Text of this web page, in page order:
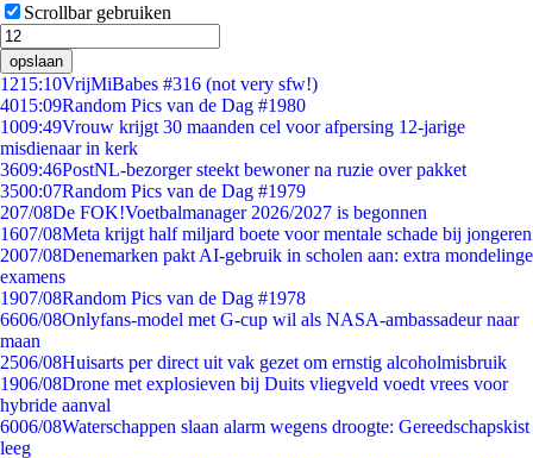
Scrollbar gebruiken
opslaan
1215:10VrijMiBabes #316 (not very sfw!)
4015:09Random Pics van de Dag #1980
1009:49Vrouw krijgt 30 maanden cel voor afpersing 12-jarige
misdienaar in kerk
3609:46PostNL-bezorger steekt bewoner na ruzie over pakket
3500:07Random Pics van de Dag #1979
207/08De FOK!Voetbalmanager 2026/2027 is begonnen
1607/08Meta krijgt half miljard boete voor mentale schade bij jongeren
2007/08Denemarken pakt AI-gebruik in scholen aan: extra mondelinge
examens
1907/08Random Pics van de Dag #1978
6606/08Onlyfans-model met G-cup wil als NASA-ambassadeur naar
maan
2506/08Huisarts per direct uit vak gezet om ernstig alcoholmisbruik
1906/08Drone met explosieven bij Duits vliegveld voedt vrees voor
hybride aanval
6006/08Waterschappen slaan alarm wegens droogte: Gereedschapskist
leeg